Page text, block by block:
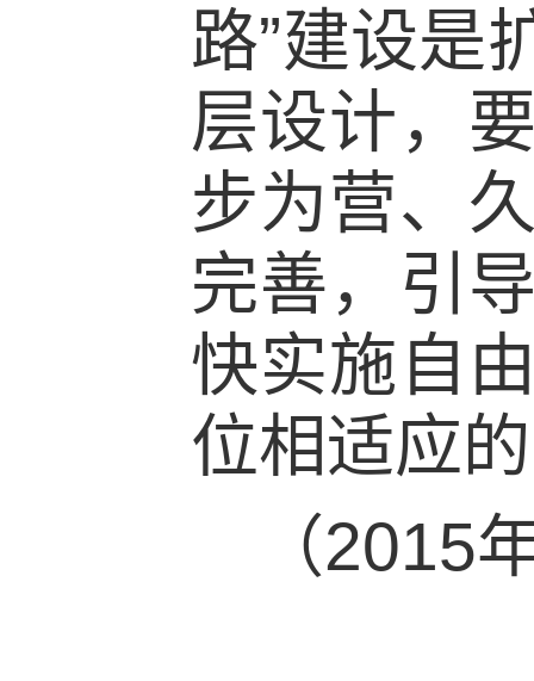
路”建设是
层设计，
步为营、
完善，引
快实施自
位相适应
（2015